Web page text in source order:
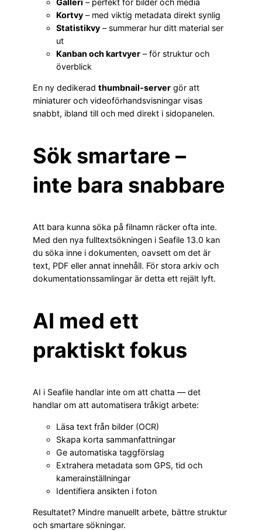
Galleri – perfekt för bilder och media
Kortvy – med viktig metadata direkt synlig
Statistikvy – summerar hur ditt material ser
ut
Kanban och kartvyer – för struktur och
överblick
En ny dedikerad thumbnail-server gör att
miniaturer och videoförhandsvisningar visas
snabbt, ibland till och med direkt i sidopanelen.
Sök smartare –
inte bara snabbare
Att bara kunna söka på filnamn räcker ofta inte.
Med den nya fulltextsökningen i Seafile 13.0 kan
du söka inne i dokumenten, oavsett om det är
text, PDF eller annat innehåll. För stora arkiv och
dokumentationssamlingar är detta ett rejält lyft.
AI med ett
praktiskt fokus
AI i Seafile handlar inte om att chatta — det
handlar om att automatisera tråkigt arbete:
Läsa text från bilder (OCR)
Skapa korta sammanfattningar
Ge automatiska taggförslag
Extrahera metadata som GPS, tid och
kamerainställningar
Identifiera ansikten i foton
Resultatet? Mindre manuellt arbete, bättre struktur
och smartare sökningar.